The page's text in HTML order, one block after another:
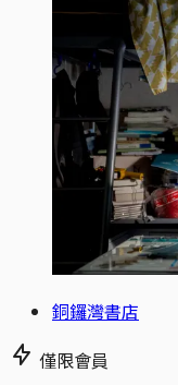
銅鑼灣書店
僅限會員